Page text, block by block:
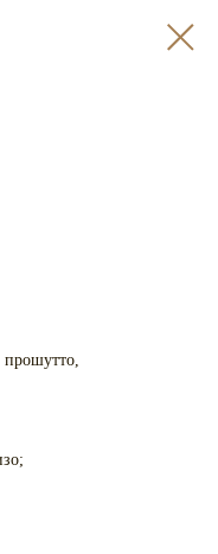
прошутто,